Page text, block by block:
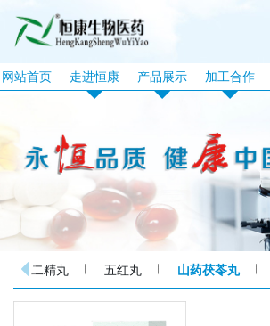
网站首页
走进恒康
企业资质
行业资讯
企业文化
企业视频
品牌故事
产品展示
恒康产品
液饮产品
露酒系列
丸剂系列
化妆品系列
加工合作
片剂加工
固体饮料加工
软胶囊加工
包衣片加工
口服液体加工
二精丸 五红丸 山药茯苓丸